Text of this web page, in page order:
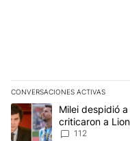
CONVERSACIONES ACTIVAS
Este listado muestra los
Un artículo de tendencia
Milei despidió
criticaron a
anti-Messi”
112